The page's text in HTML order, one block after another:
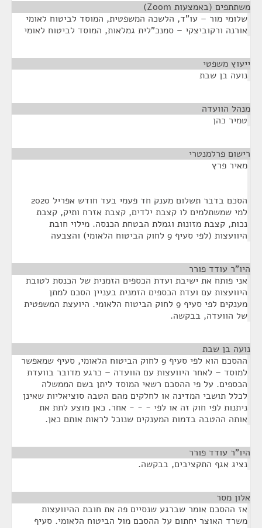
משתתפים (באמצעות Zoom)
שלומי מור – עו"ד, הלשכה המשפטית, המוסד לביטוח לאומי
אורנה ורקוביצקי – סמנכ"לית גמלאות, המוסד לביטוח לאומי
ייעוץ משפטי
נועה בן שבת
מנהל הוועדה
טמיר כהן
רישום פרלמנטרי
מאיר פרץ
הסכם בדבר תשלום מענק חד פעמי בעד חודש אפריל 2020
למי שמשתלמים לו קצבת ילדים, קצבת אזרח ותיק, קצבת
נכות, קצבת מזונות וגמלת הבטחת הכנסה. מילוי חובת
היוועצות (לפי סעיף 9 לחוק הביטוח הלאומי) והצבעה
היו"ר עודד פורר
אני פותח את ישיבת ועדת הכספים הזמנית של הכנסת לטובת
היוועצות עם ועדת הכספים הזמנית בעניין הסכם למתן
מענקים לפי סעיף 9 לחוק הביטוח הלאומי. היועצת המשפטית
של הוועדה, בבקשה.
נועה בן שבת
ההסכם הוא לפי סעיף 9 לחוק הביטוח הלאומי, סעיף שמאפשר
למוסד – לאחר היוועצות עם הוועדה – כרגע מדובר בוועדת
הכספים. על פי ההסכם רשאי המוסד ליתן בשם הממשלה
לכלל תושבי המדינה או לחלקים מהם הטבה סוציאליות שאינן
ניתנות לפי חוק זה או לפי - - - אחר. כאן מוצע לתת את
אותה ההטבה בדמות המענקים שנוכל לראות אותם כאן.
היו"ר עודד פורר
נציג אגף התקציבים, בבקשה.
אלון מסר
אז ההסכם אומר שברגע שנסיים פה את חובת ההיוועצות
משרד האוצר יחתום על ההסכם מול הביטוח הלאומי. סעיף